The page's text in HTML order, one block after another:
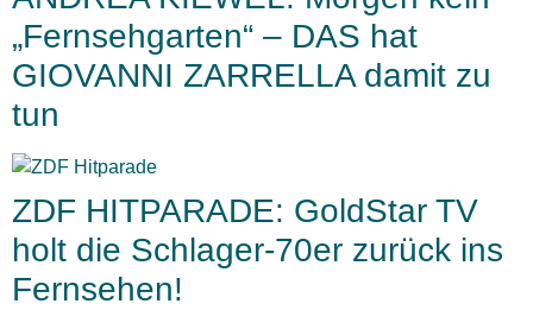
„Fernsehgarten“ – DAS hat
GIOVANNI ZARRELLA damit zu
tun
ZDF HITPARADE: GoldStar TV
holt die Schlager-70er zurück ins
Fernsehen!